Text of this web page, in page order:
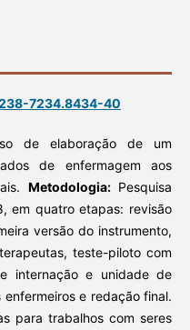
7234.8434-40
de elaboração de um
de enfermagem aos
Metodologia:Pesquisa
em quatro etapas: revisão
versão do instrumento,
teste-piloto com
internação e unidade de
e redação final.
para trabalhos com seres